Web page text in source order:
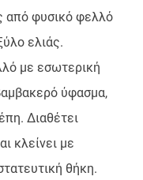
από φυσικό φελλό
ελιάς.
με εσωτερική
ύφασμα,
Διαθέτει
κλείνει με
θήκη.